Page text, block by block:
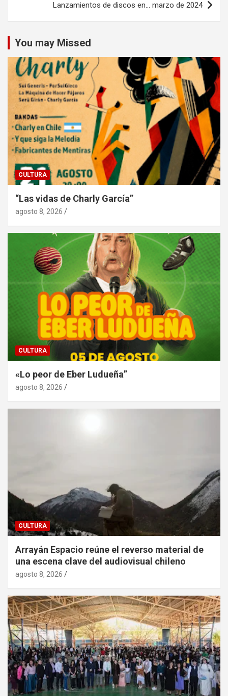
Lanzamientos de discos en… marzo de 2024
You may Missed
CULTURA
“Las vidas de Charly García”
agosto 8, 2026
CULTURA
«Lo peor de Eber Ludueña”
agosto 8, 2026
CULTURA
Arrayán Espacio reúne el reverso material de
una escena clave del audiovisual chileno
agosto 8, 2026